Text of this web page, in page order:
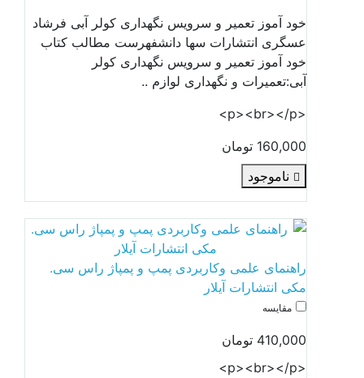
خود آموز تعمیر و سرویس نگهداری کولر آبی فرشاد
عسگری انتشارات سها دانشفهرست مطالب کتاب
خود آموز تعمیر و سرویس نگهداری کولر
آبی:تعمیرات و نگهداری لوازم ..
160,000 تومان
ناموجود
راهنمای علمی وکاربردی پمپ و پمپاژ راس سی.
مکی انتشارات آیلار
مقایسه
410,000 تومان